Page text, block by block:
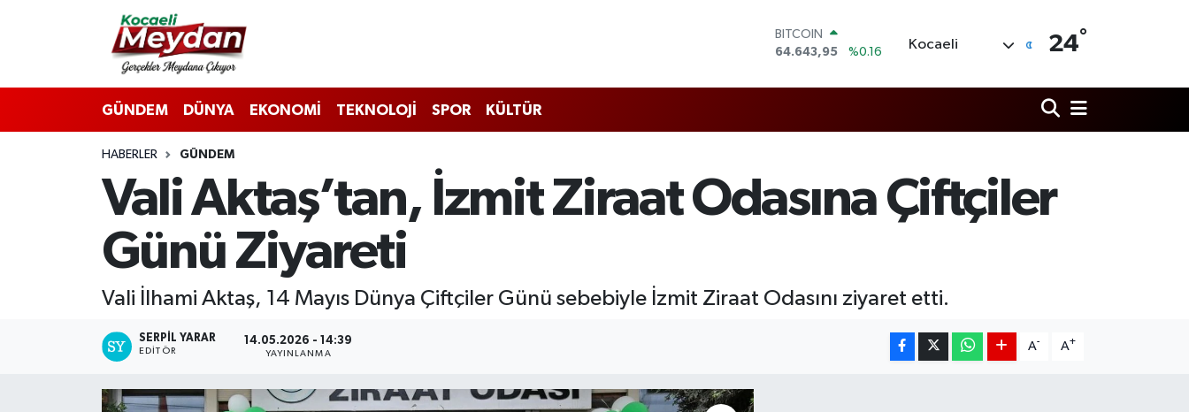
DOLAR
47,6704
%0
55,0406
%-0.08
13.799
%70
BITCOIN
Kocaeli 24°
GÜNDEM DÜNYA EKONOMİ TEKNOLOJİ SPOR KÜLTÜR
HABERLER GÜNDEM
Vali Aktaş’tan, İzmit Ziraat Odasına Çiftçiler
Günü Ziyareti
Vali İlhami Aktaş, 14 Mayıs Dünya Çiftçiler Günü sebebiyle İzmit Ziraat Odasını ziyaret etti.
SERPİL YARAR
EDITÖR
14.05.2026 - 14:39
YAYINLANMA
A- A+
Nöbetçi Eczaneler
Hava Durumu
Trafik Durumu
Süper Lig Puan Durumu ve Fikstür
Tüm Manşetler
Son Dakika Haberleri
Haber Arşivi